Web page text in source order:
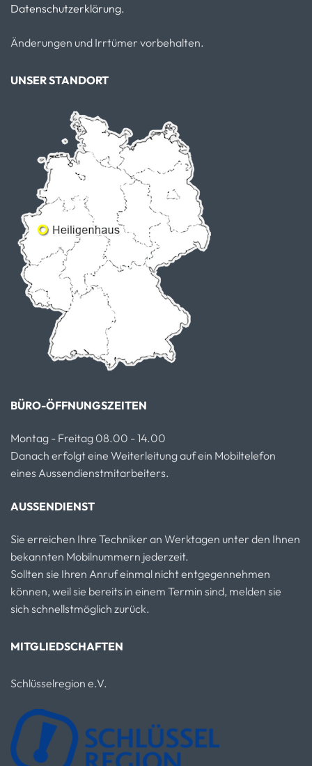
Datenschutzerklärung.
Änderungen und Irrtümer vorbehalten.
UNSER STANDORT
BÜRO-ÖFFNUNGSZEITEN
Montag - Freitag 08.00 - 14.00
Danach erfolgt eine Weiterleitung auf ein Mobiltelefon
eines Aussendienstmitarbeiters.
AUSSENDIENST
Sie erreichen Ihre Techniker an Werktagen unter den Ihnen
bekannten Mobilnummern jederzeit.
Sollten sie Ihren Anruf einmal nicht entgegennehmen
können, weil sie bereits in einem Termin sind, melden sie
sich schnellstmöglich zurück.
MITGLIEDSCHAFTEN
Schlüsselregion e.V.